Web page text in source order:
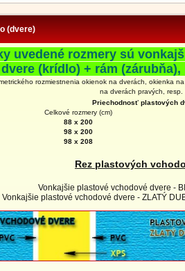
(dvere)
uvedené rozmery sú
(krídlo) + rám
rozmiestnenia okienok na dverách, okienka
na dverách pravých, resp.
Priechodnosť plastových
Celkové rozmery (cm)
88 x 200
98 x 200
98 x 208
Rez plastových
Vonkajšie plastové vchodové dvere -
Vonkajšie plastové vchodové dvere - ZLATÝ